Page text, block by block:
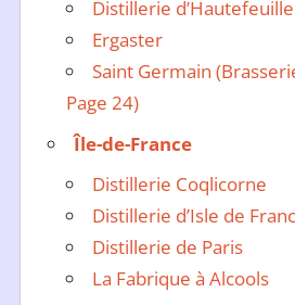
Distillerie d’Hautefeuille
Ergaster
Saint Germain
Page 24)
Île-de-France
Distillerie Coqlicorne
Distillerie d’Isle de
Distillerie de Paris
La Fabrique à Alcools